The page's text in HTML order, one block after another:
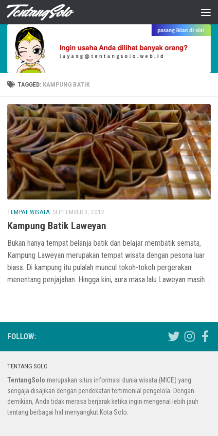
Skip to content
TAGGED: KAMPUNG BATIK
TEMPAT WISATA SEPTEMBER 3, 2012
Kampung Batik Laweyan
Bukan hanya tempat belanja batik dan belajar membatik semata,
Kampung Laweyan merupakan tempat wisata dengan pesona luar
biasa. Di kampung itu pulalah muncul tokoh-tokoh pergerakan
menentang penjajahan. Hingga kini, aura masa lalu Laweyan masih...
FOLLOW:
TENTANG SOLO
TentangSolo merupakan situs informasi dunia wisata (MICE) yang
sengaja disajikan dengan pendekatan tertimonial pengelola. Dengan
demikian, Anda tidak merasa berjarak ketika ingin mengenal lebih jauh
tentang berbagai hal menyangkut Kota Solo.